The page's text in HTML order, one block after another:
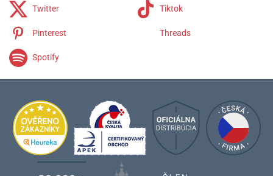
Twitter Tiktok
Pinterest Threads
Spotify